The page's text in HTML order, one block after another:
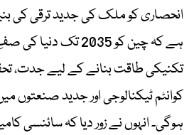
انحصاری کو ملک کی جدید ترقی کی
ہے کہ چین کو 2035 تک
تکنیکی طاقت بنانے کے لیے جدت،
کوانٹم ٹیکنالوجی اور جدید صنعتوں
ہوگی۔ انہوں نے زور دیا کہ سائنسی